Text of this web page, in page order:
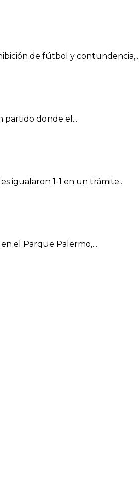
de fútbol y contundencia,...
partido donde el...
igualaron 1-1 en un trámite...
el Parque Palermo,...